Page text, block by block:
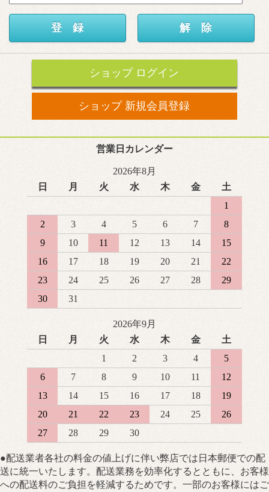
ショップ ログイン
ショップ 新規会員登録
営業日カレンダー
2026年8月
日
月 火 水 木 金
土
1
2
3 4 5 6 7
8
9
10 11 12 13 14
15
16
17 18 19 20 21
22
23
24 25 26 27 28
29
30
31
2026年9月
日
月 火 水 木 金
土
1
2 3 4
5
6
7 8 9 10 11
12
13
14 15 16 17 18
19
20
21 22 23 24 25
26
27
28 29 30
●配送業者各社の料金の値上げに伴い弊店では日本郵便での配
送に統一いたします。配送業務を効率化するとともに、お客様
への配送料のご負担を軽減するためです。一部のお客様にはご